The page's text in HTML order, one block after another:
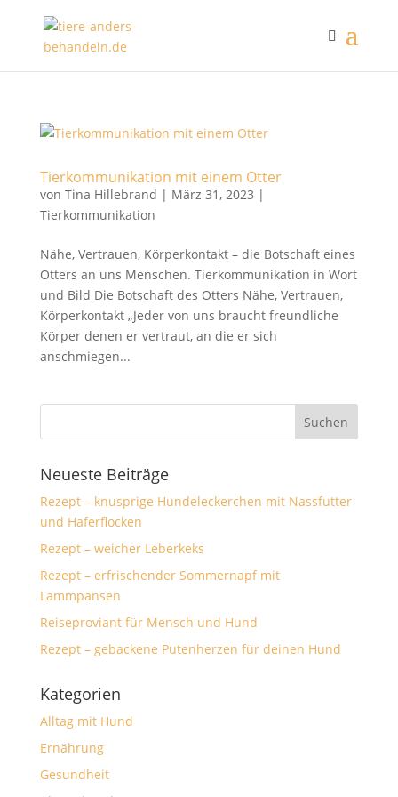
Tierkommunikation mit einem Otter
von Tina Hillebrand | März 31, 2023 |
Tierkommunikation
Nähe, Vertrauen, Körperkontakt – die Botschaft eines
Otters an uns Menschen. Tierkommunikation in Wort
und Bild Die Botschaft des Otters Nähe, Vertrauen,
Körperkontakt „Jeder von uns braucht freundliche
Körper denen er vertraut, an die er sich
anschmiegen...
Neueste Beiträge
Rezept – knusprige Hundeleckerchen mit Nassfutter
und Haferflocken
Rezept – weicher Leberkeks
Rezept – erfrischender Sommernapf mit
Lammpansen
Reiseproviant für Mensch und Hund
Rezept – gebackene Putenherzen für deinen Hund
Kategorien
Alltag mit Hund
Ernährung
Gesundheit